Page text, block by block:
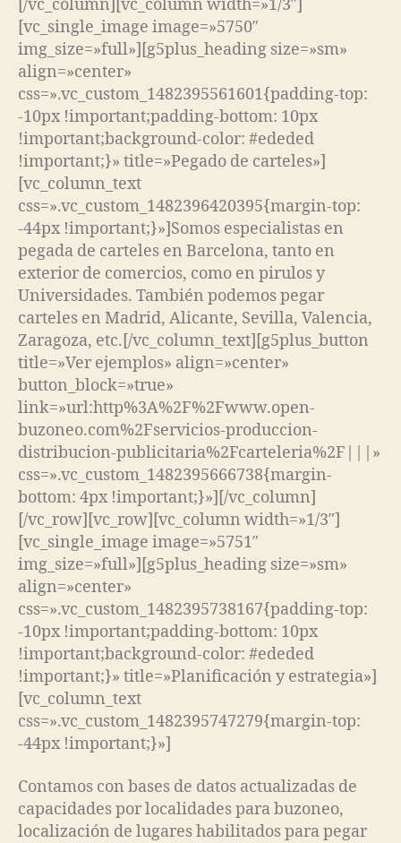
[/vc_column][vc_column width=»1/3″]
[vc_single_image image=»5750″
img_size=»full»][g5plus_heading size=»sm»
align=»center»
css=».vc_custom_1482395561601{padding-top:
-10px !important;padding-bottom: 10px
!important;background-color: #ededed
!important;}» title=»Pegado de carteles»]
[vc_column_text
css=».vc_custom_1482396420395{margin-top:
-44px !important;}»]Somos especialistas en
pegada de carteles en Barcelona, tanto en
exterior de comercios, como en pirulos y
Universidades. También podemos pegar
carteles en Madrid, Alicante, Sevilla, Valencia,
Zaragoza, etc.[/vc_column_text][g5plus_button
title=»Ver ejemplos» align=»center»
button_block=»true»
link=»url:http%3A%2F%2Fwww.open-
buzoneo.com%2Fservicios-produccion-
distribucion-publicitaria%2Fcarteleria%2F|||»
css=».vc_custom_1482395666738{margin-
bottom: 4px !important;}»][/vc_column]
[/vc_row][vc_row][vc_column width=»1/3″]
[vc_single_image image=»5751″
img_size=»full»][g5plus_heading size=»sm»
align=»center»
css=».vc_custom_1482395738167{padding-top:
-10px !important;padding-bottom: 10px
!important;background-color: #ededed
!important;}» title=»Planificación y estrategia»]
[vc_column_text
css=».vc_custom_1482395747279{margin-top:
-44px !important;}»]
Contamos con bases de datos actualizadas de
capacidades por localidades para buzoneo,
localización de lugares habilitados para pegar